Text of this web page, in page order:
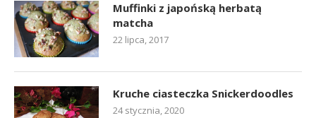
Muffinki z japońską herbatą
matcha
22 lipca, 2017
Kruche ciasteczka Snickerdoodles
24 stycznia, 2020